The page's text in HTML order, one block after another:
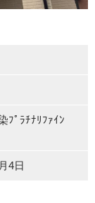
ﾌﾟﾗﾁﾅﾘﾌｧｲﾝ
4日